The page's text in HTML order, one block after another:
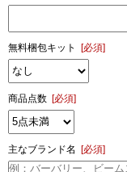
無料梱包キット [必須]
商品点数 [必須]
主なブランド名 [必須]